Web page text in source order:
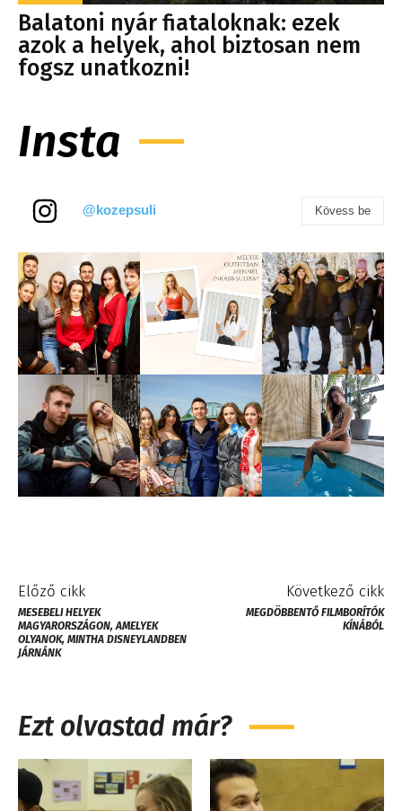
Balatoni nyár fiataloknak: ezek
azok a helyek, ahol biztosan nem
fogsz unatkozni!
Insta
@kozepsuli Kövess be
Előző cikk
MESEBELI HELYEK
MAGYARORSZÁGON, AMELYEK
OLYANOK, MINTHA DISNEYLANDBEN
JÁRNÁNK
Következő cikk
MEGDÖBBENTŐ FILMBORÍTÓK
KÍNÁBÓL
Ezt olvastad már?